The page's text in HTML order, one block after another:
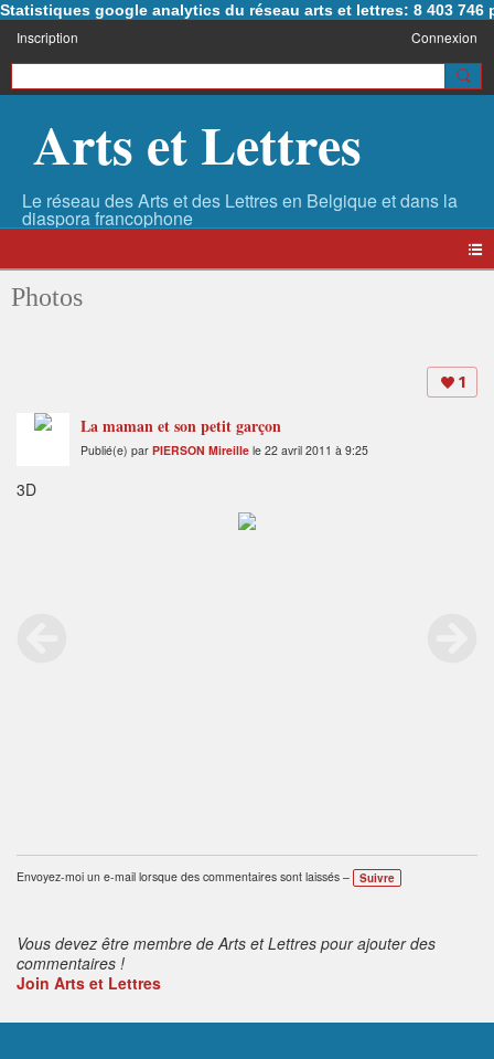
Statistiques google analytics du réseau arts et lettres: 8 403 746
Inscription Connexion
Arts et Lettres
Photos
1
La maman et son petit garçon
Publié(e) par PIERSON Mireille le 22 avril 2011 à 9:25
3D
Envoyez-moi un e-mail lorsque des commentaires sont laissés – Suivre
Vous devez être membre de Arts et Lettres pour ajouter des
commentaires !
Join Arts et Lettres